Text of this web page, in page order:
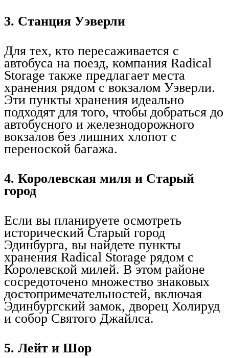
3. Станция Уэверли
Для тех, кто пересаживается с
автобуса на поезд, компания Radical
Storage также предлагает места
хранения рядом с вокзалом Уэверли.
Эти пункты хранения идеально
подходят для того, чтобы добраться до
автобусного и железнодорожного
вокзалов без лишних хлопот с
переноской багажа.
4. Королевская миля и Старый
город
Если вы планируете осмотреть
исторический Старый город
Эдинбурга, вы найдете пункты
хранения Radical Storage рядом с
Королевской милей. В этом районе
сосредоточено множество знаковых
достопримечательностей, включая
Эдинбургский замок, дворец Холируд
и собор Святого Джайлса.
5. Лейт и Шор